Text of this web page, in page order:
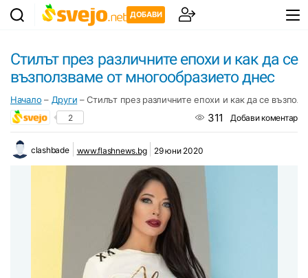
ДОБАВИ
Стилът през различните епохи и как да се
възползваме от многообразието днес
Начало – Други –Стилът през различните епохи и как да се
2 311 Добави коментар
clashbade www.flashnews.bg 29 юни 2020